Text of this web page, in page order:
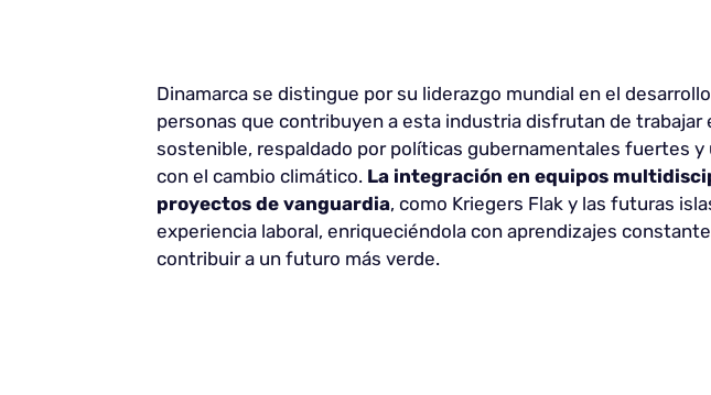
Dinamarca se distingue por su liderazgo mundial en el
personas que contribuyen a esta industria disfrutan de trabajar
sostenible, respaldado por políticas gubernamentales fuertes
con el cambio climático. La integración en equipos
proyectos de vanguardia, como Kriegers Flak y las futuras
experiencia laboral, enriqueciéndola con aprendizajes
contribuir a un futuro más verde.